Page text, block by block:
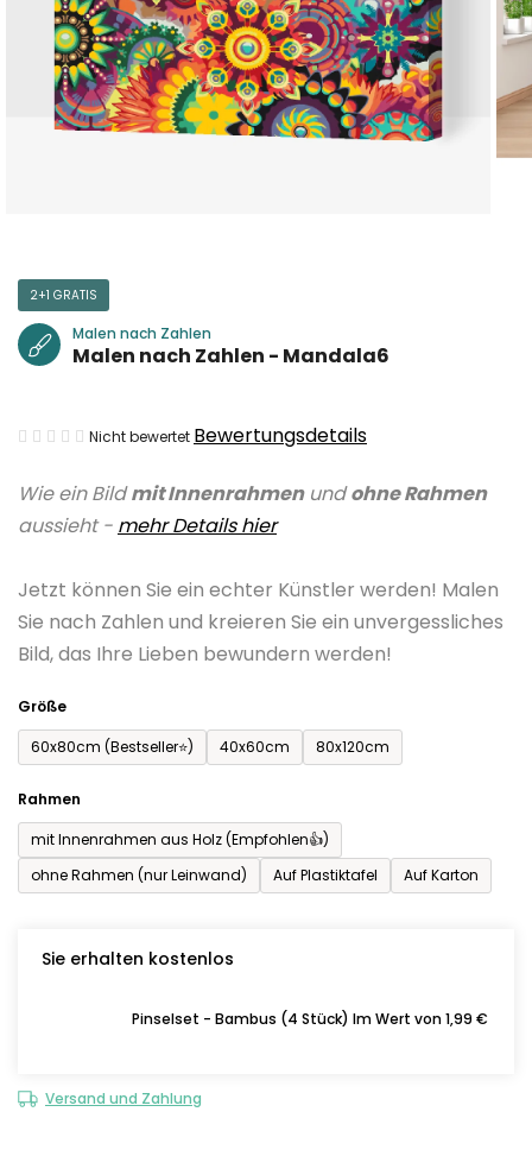
Wie ein Bildmit Innenrahmenundohne Rahmen
aussieht - mehr Details hier
Jetzt können Sie ein echter Künstler werden! Malen
Sie nach Zahlen und kreieren Sie ein unvergessliches
Bild, das Ihre Lieben bewundern werden!
Größe
60x80cm (Bestseller⭐)
40x60cm 80x120cm
Rahmen
mit Innenrahmen aus Holz (Empfohlen👍)
ohne Rahmen (nur Leinwand)
Auf Plastiktafel Auf Karton
Sie erhalten kostenlos
Pinselset - Bambus (4 Stück) Im Wert von 1,99 €
Versand und Zahlung
2+1 GRATIS
Malen nach Zahlen
Malen nach Zahlen - Mandala6
Die
Produktbewertung
ist
von
5
Sternen.
Nicht bewertet Bewertungsdetails